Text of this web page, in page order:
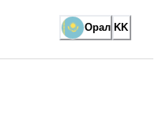
Орал KK